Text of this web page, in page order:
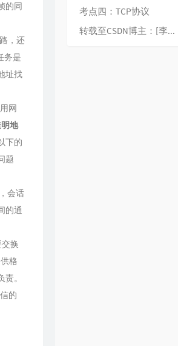
的同
，还
务是
址找
网
地
下的
题
会话
的通
换
格
。
的
考点四：TCP协议
转载至CSDN博主：[李唐敏民]